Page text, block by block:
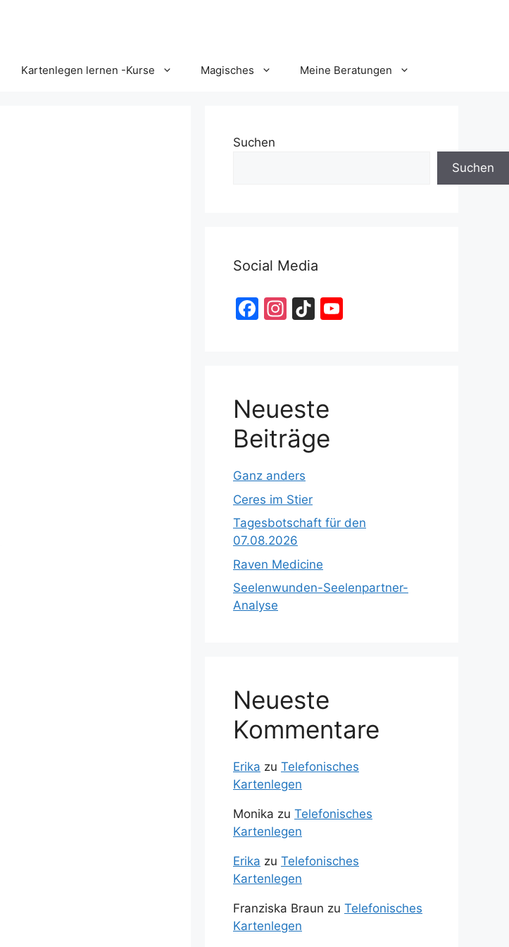
Kartenlegen lernen -Kurse Magisches Meine Beratungen
Suchen
Suchen
Social Media
F
b
o
o
k
In
a
m
Ti
k
a
n
el
Neueste
Beiträge
Ganz anders
Ceres im Stier
Tagesbotschaft für den
07.08.2026
Raven Medicine
Seelenwunden-Seelenpartner-
Analyse
Neueste
Kommentare
Erika zu Telefonisches
Kartenlegen
Monika zu Telefonisches
Kartenlegen
Erika zu Telefonisches
Kartenlegen
Franziska Braun zu Telefonisches
Kartenlegen